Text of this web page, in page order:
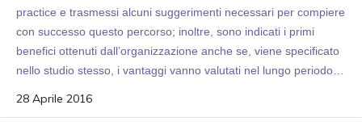
practice e trasmessi alcuni suggerimenti necessari per compiere
con successo questo percorso; inoltre, sono indicati i primi
benefici ottenuti dall’organizzazione anche se, viene specificato
nello studio stesso, i vantaggi vanno valutati nel lungo periodo…
28 Aprile 2016